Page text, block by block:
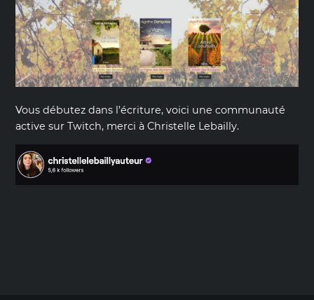
Vous débutez dans l’écriture, voici une communauté
active sur Twitch, merci à Christelle Lebailly.